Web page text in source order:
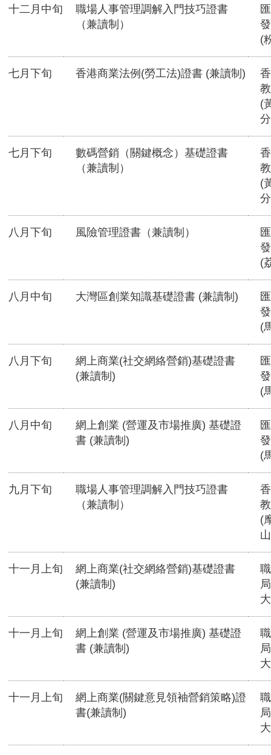
十二月中旬
職場人事管理調解入門技巧證書
（兼讀制）
(
七月下旬 香港商業法例(勞工法)證書 (兼讀制)
(
七月下旬
數碼營銷（關鍵概念）基礎證書
（兼讀制）
(
八月下旬 風險管理證書（兼讀制）
(
八月中旬 大灣區創業知識基礎證書 (兼讀制)
(
八月下旬
網上商業(社交網絡營銷)基礎證書
(兼讀制)
(
八月中旬
網上創業 (營運及市場推廣) 基礎證
書 (兼讀制)
(
九月下旬
職場人事管理調解入門技巧證書
（兼讀制）
(
十一月上旬
網上商業(社交網絡營銷)基礎證書
(兼讀制)
十一月上旬
網上創業 (營運及市場推廣) 基礎證
書 (兼讀制)
十一月上旬
網上商業(關鍵意見領袖營銷策略)證
書(兼讀制)